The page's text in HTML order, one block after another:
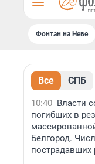
Фонтан на Неве
Все СПБ
10:40 Власти
погибших в
Белгород.
пострадавших